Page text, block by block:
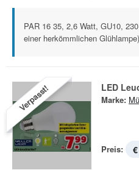
PAR 16 35, 2,6 Watt, GU10,
einer herkömmlichen
Verpasst! LED
Marke:
Preis: